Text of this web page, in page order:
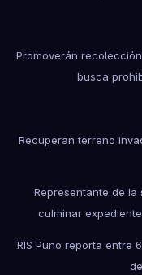
Promoverán
busca
Recuperan terreno
Representante de
culminar
RIS Puno reporta entre